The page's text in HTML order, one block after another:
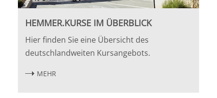
HEMMER.KURSE IM ÜBERBLICK
Hier finden Sie eine Übersicht des
deutschlandweiten Kursangebots.
MEHR